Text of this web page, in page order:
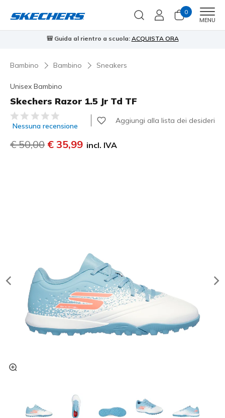
0
MENU
🎒 Guida al rientro a scuola: ACQUISTA ORA
Bambino Bambino Sneakers
Unisex Bambino
Skechers Razor 1.5 Jr Td TF
Valutazione cliente 4,2 su 5
Nessuna recensione
Aggiungi alla lista dei desideri
Prezzo ridotto da
€ 50,00 per
€ 35,99 incl. IVA